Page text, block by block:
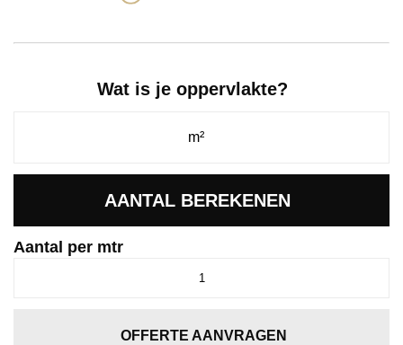
Wat is je oppervlakte?
AANTAL BEREKENEN
Aantal per mtr
OFFERTE AANVRAGEN